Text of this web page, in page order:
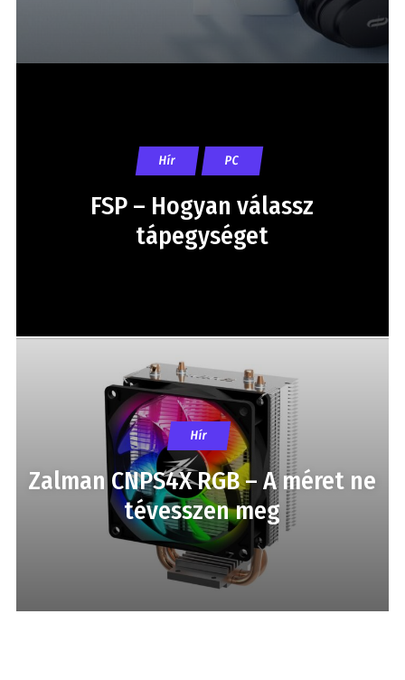
Hír PC
FSP – Hogyan válassz
tápegységet
Hír
Zalman CNPS4X RGB – A méret ne
tévesszen meg